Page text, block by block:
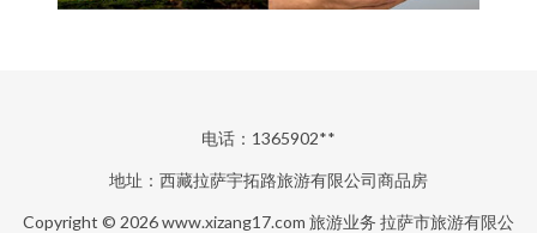
电话：1365902**
地址：西藏拉萨宇拓路旅游有限公司商品房
Copyright © 2026www.xizang17.com 旅游业务 拉萨市旅游有限公